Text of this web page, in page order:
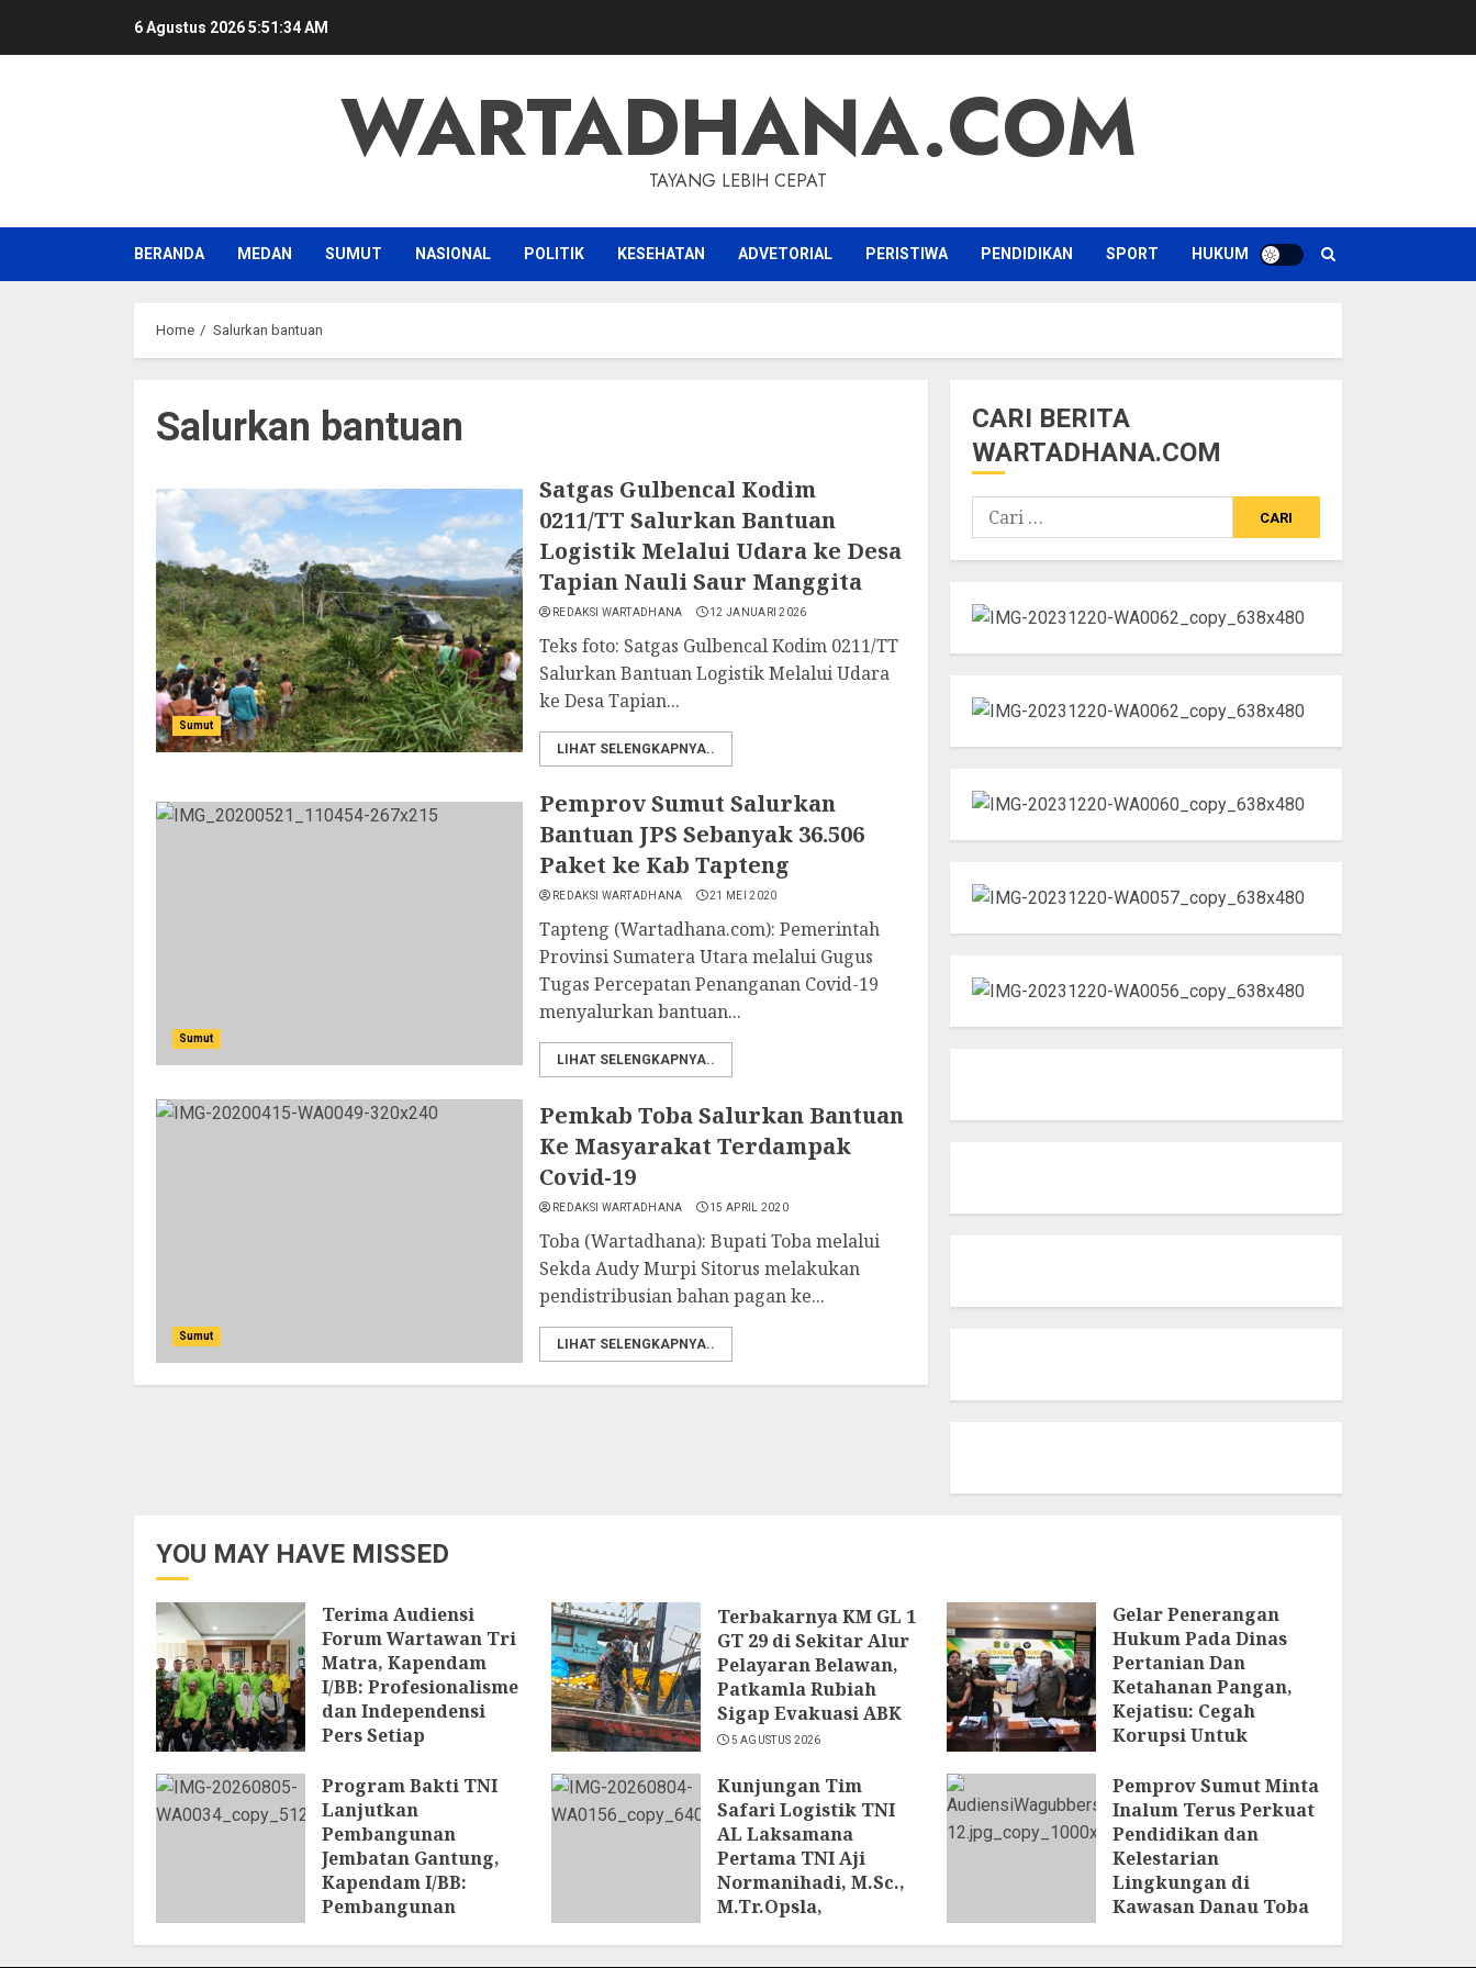
6 Agustus 20265:51:34 AM
WARTADHANA.COM
TAYANG LEBIH CEPAT
BERANDA MEDAN SUMUT NASIONAL POLITIK KESEHATAN ADVETORIAL PERISTIWA PENDIDIKAN SPORT HUKUM
Home Salurkan bantuan
Salurkan bantuan
Sumut
Satgas Gulbencal Kodim
0211/TT Salurkan Bantuan
Logistik Melalui Udara ke Desa
Tapian Nauli Saur Manggita
REDAKSI WARTADHANA 12 JANUARI 2026
Teks foto: Satgas Gulbencal Kodim 0211/TT
Salurkan Bantuan Logistik Melalui Udara
ke Desa Tapian...
LIHAT SELENGKAPNYA..
Sumut
Pemprov Sumut Salurkan
Bantuan JPS Sebanyak 36.506
Paket ke Kab Tapteng
REDAKSI WARTADHANA 21 MEI 2020
Tapteng (Wartadhana.com): Pemerintah
Provinsi Sumatera Utara melalui Gugus
Tugas Percepatan Penanganan Covid-19
menyalurkan bantuan...
LIHAT SELENGKAPNYA..
Sumut
Pemkab Toba Salurkan Bantuan
Ke Masyarakat Terdampak
Covid-19
REDAKSI WARTADHANA 15 APRIL 2020
Toba (Wartadhana): Bupati Toba melalui
Sekda Audy Murpi Sitorus melakukan
pendistribusian bahan pagan ke...
LIHAT SELENGKAPNYA..
CARI BERITA
WARTADHANA.COM
Cari
untuk:
YOU MAY HAVE MISSED
Terima Audiensi
Forum Wartawan Tri
Matra, Kapendam
I/BB: Profesionalisme
dan Independensi
Pers Setiap
6 AGUSTUS 2026
Terbakarnya KM GL 1
GT 29 di Sekitar Alur
Pelayaran Belawan,
Patkamla Rubiah
Sigap Evakuasi ABK
5 AGUSTUS 2026
Gelar Penerangan
Hukum Pada Dinas
Pertanian Dan
Ketahanan Pangan,
Kejatisu: Cegah
Korupsi Untuk
Ketahanan Pangan
5 AGUSTUS 2026
Program Bakti TNI
Lanjutkan
Pembangunan
Jembatan Gantung,
Kapendam I/BB:
Pembangunan
Kunjungan Tim
Safari Logistik TNI
AL Laksamana
Pertama TNI Aji
Normanihadi, M.Sc.,
M.Tr.Opsla,
Pemprov Sumut Minta
Inalum Terus Perkuat
Pendidikan dan
Kelestarian
Lingkungan di
Kawasan Danau Toba